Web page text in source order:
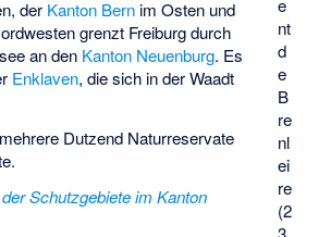
e
nt
d
e
B
re
nl
ei
re
(2
der Kanton Bern im Osten und
grenzt Freiburg durch
an den Kanton Neuenburg. Es
Enklaven, die sich in der Waadt
Dutzend Naturreservate
Schutzgebiete im Kanton